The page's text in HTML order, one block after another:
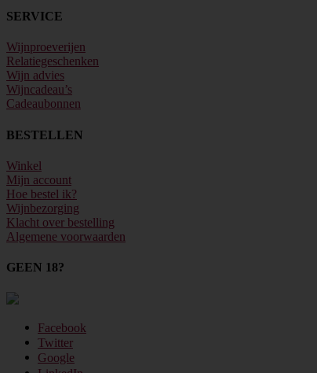
SERVICE
Wijnproeverijen
Relatiegeschenken
Wijn advies
Wijncadeau’s
Cadeaubonnen
BESTELLEN
Winkel
Mijn account
Hoe bestel ik?
Wijnbezorging
Klacht over bestelling
Algemene voorwaarden
GEEN 18?
Facebook
Twitter
Google